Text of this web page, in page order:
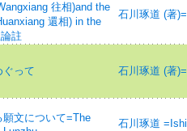
往相)and the
還相) in the
註
石川琢道 (著
ぐって 石川琢道 (著
願文について=The
石川琢道